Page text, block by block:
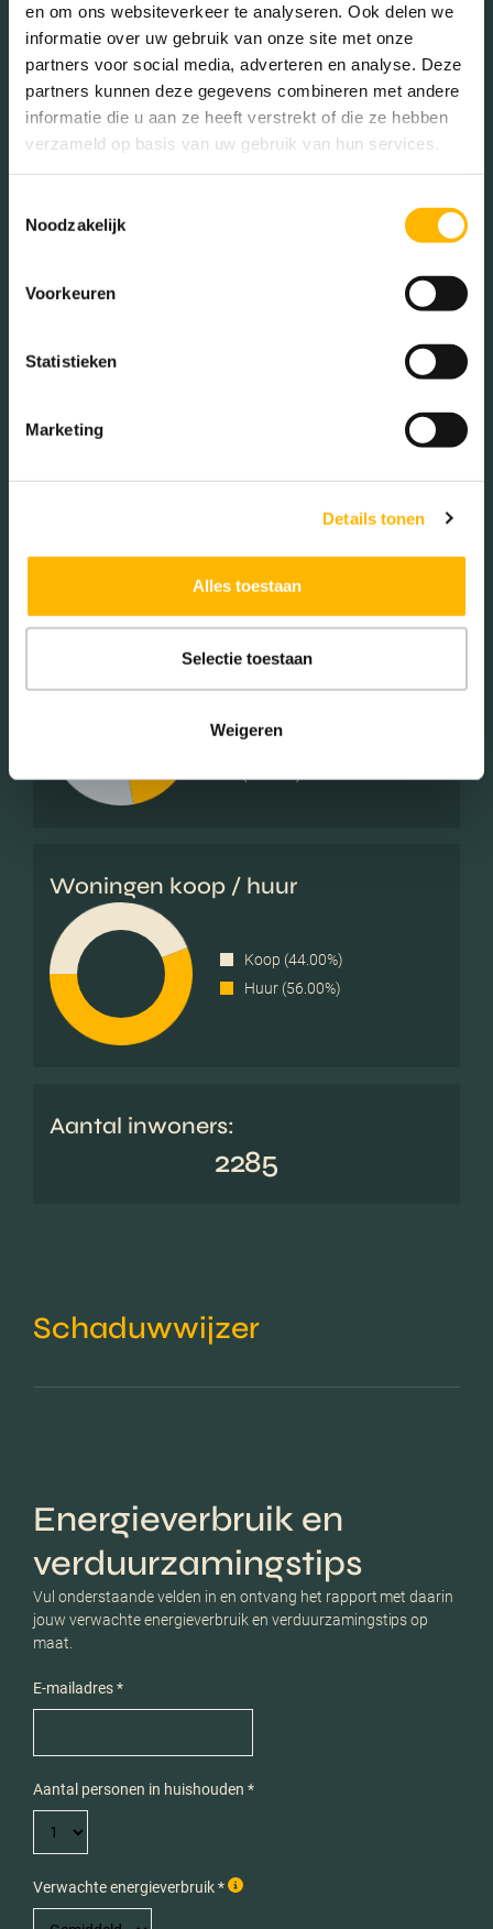
en om ons websiteverkeer te analyseren. Ook delen we
informatie over uw gebruik van onze site met onze
partners voor social media, adverteren en analyse. Deze
partners kunnen deze gegevens combineren met andere
informatie die u aan ze heeft verstrekt of die ze hebben
verzameld op basis van uw gebruik van hun services.
Noodzakelijk
Voorkeuren
Statistieken
Marketing
Details tonen
Alles toestaan
Selectie toestaan
Weigeren
Gescheiden (8.79%)
Verweduwd (4.40%)
Leeftijd in wijk
Mannen (48.36%)
Vrouwen (51.64%)
Gezinnen met kinderen
Met kinderen (42.93%)
Woningen koop / huur
Koop (44.00%)
Huur (56.00%)
Aantal inwoners:
2285
Schaduwwijzer
Energieverbruik en
verduurzamingstips
Vul onderstaande velden in en ontvang het rapport met daarin
jouw verwachte energieverbruik en verduurzamingstips op
maat.
E-mailadres *
Aantal personen in huishouden *
Verwachte energieverbruik *